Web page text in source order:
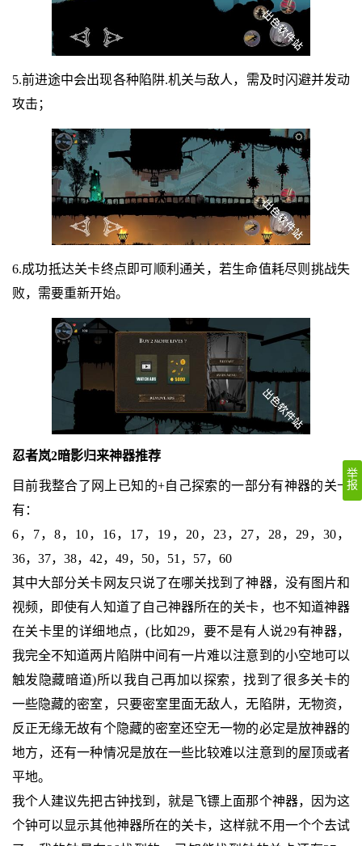
5.前进途中会出现各种陷阱.机关与敌人，需及时闪避并发动
攻击；
6.成功抵达关卡终点即可顺利通关，若生命值耗尽则挑战失
败，需要重新开始。
忍者岚2暗影归来神器推荐
目前我整合了网上已知的+自己探索的一部分有神器的关卡
有：
6，7，8，10，16，17，19，20，23，27，28，29，30，
36，37，38，42，49，50，51，57，60
其中大部分关卡网友只说了在哪关找到了神器，没有图片和
视频，即使有人知道了自己神器所在的关卡，也不知道神器
在关卡里的详细地点，(比如29，要不是有人说29有神器，
我完全不知道两片陷阱中间有一片难以注意到的小空地可以
触发隐藏暗道)所以我自己再加以探索，找到了很多关卡的
一些隐藏的密室，只要密室里面无敌人，无陷阱，无物资，
反正无缘无故有个隐藏的密室还空无一物的必定是放神器的
地方，还有一种情况是放在一些比较难以注意到的屋顶或者
平地。
我个人建议先把古钟找到，就是飞镖上面那个神器，因为这
个钟可以显示其他神器所在的关卡，这样就不用一个个去试
举
报